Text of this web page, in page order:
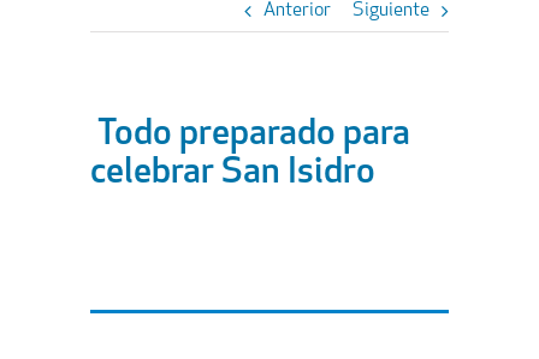
Anterior Siguiente
Todo preparado para
celebrar San Isidro